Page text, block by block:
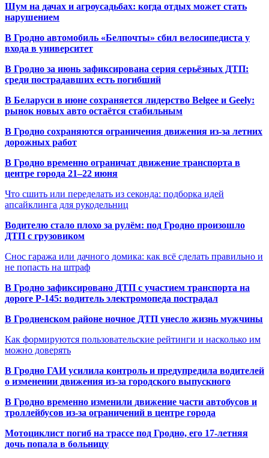
Шум на дачах и агроусадьбах: когда отдых может стать
нарушением
В Гродно автомобиль «Белпочты» сбил велосипедиста у
входа в университет
В Гродно за июнь зафиксирована серия серьёзных ДТП:
среди пострадавших есть погибший
В Беларуси в июне сохраняется лидерство Belgee и Geely:
рынок новых авто остаётся стабильным
В Гродно сохраняются ограничения движения из-за летних
дорожных работ
В Гродно временно ограничат движение транспорта в
центре города 21–22 июня
Что сшить или переделать из секонда: подборка идей
апсайклинга для рукодельниц
Водителю стало плохо за рулём: под Гродно произошло
ДТП с грузовиком
Снос гаража или дачного домика: как всё сделать правильно и
не попасть на штраф
В Гродно зафиксировано ДТП с участием транспорта на
дороге Р-145: водитель электромопеда пострадал
В Гродненском районе ночное ДТП унесло жизнь мужчины
Как формируются пользовательские рейтинги и насколько им
можно доверять
В Гродно ГАИ усилила контроль и предупредила водителей
о изменении движения из-за городского выпускного
В Гродно временно изменили движение части автобусов и
троллейбусов из-за ограничений в центре города
Мотоциклист погиб на трассе под Гродно, его 17-летняя
дочь попала в больницу